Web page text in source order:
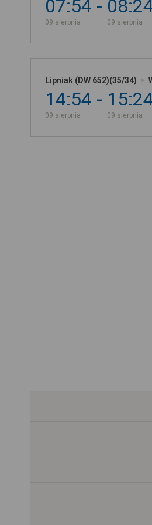
07:54
09 sierpnia 09 sierpnia
Lipniak (DW 652)(35/34)
14:54
09 sierpnia 09 sierpnia